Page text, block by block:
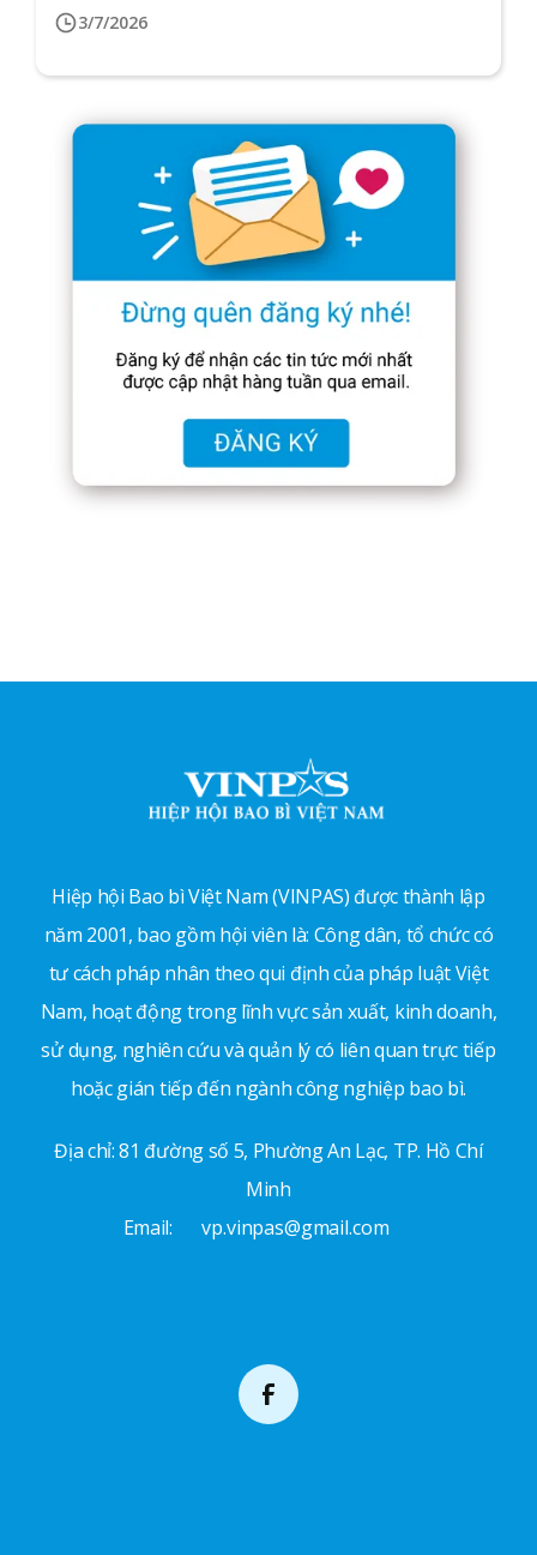
3/7/2026
Hiệp hội Bao bì Việt Nam (VINPAS) được thành lập
năm 2001, bao gồm hội viên là: Công dân, tổ chức có
tư cách pháp nhân theo qui định của pháp luật Việt
Nam, hoạt động trong lĩnh vực sản xuất, kinh doanh,
sử dụng, nghiên cứu và quản lý có liên quan trực tiếp
hoặc gián tiếp đến ngành công nghiệp bao bì.
Địa chỉ: 81 đường số 5, Phường An Lạc, TP. Hồ Chí
Minh
Email:
vp.vinpas@gmail.com